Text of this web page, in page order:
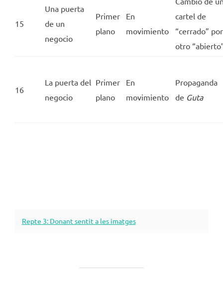
15
Una puerta
de un
negocio
Primer
plano
En
movimiento
cartel de
“cerrado” por
otro
16
La puerta del
negocio
Primer
plano
En
movimiento
Propaganda
de Guta
Repte 3: Donant sentit a les imatges